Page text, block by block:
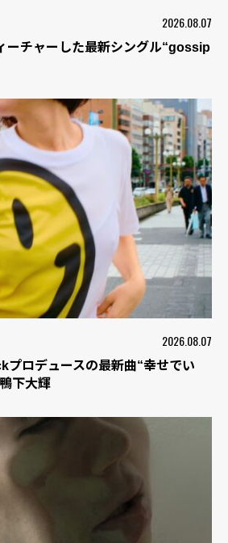
2026.08.07
ーチャーした最新シングル“gossip
2026.08.07
プロデュースの最新曲“幸せでい
下大輝